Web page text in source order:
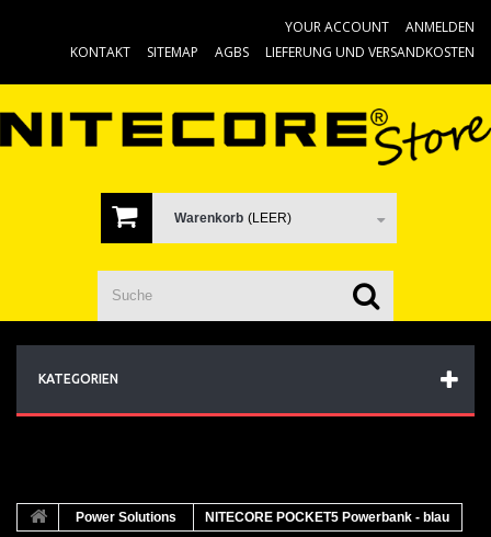
ANMELDEN
YOUR ACCOUNT
KONTAKT
SITEMAP AGBS LIEFERUNG UND VERSANDKOSTEN
Warenkorb (LEER)
KATEGORIEN
Power Solutions NITECORE POCKET5 Powerbank - blau